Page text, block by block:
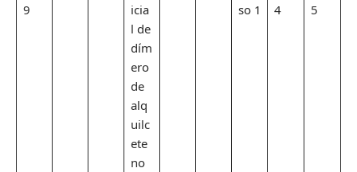
9
icia
l de
dím
ero
de
alq
uilc
ete
no
so 1
4
5